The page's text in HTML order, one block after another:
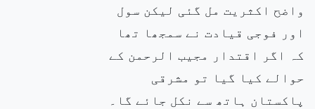
واضح اکثریت مل گئی لیکن سول
اور فوجی قیادت نے سمجھا تھا
کہ اگر اقتدار مجیب الرحمن کے
حوالے کیا گیا تو مشرقی
پاکستان ہاتھ سے نکل جائے گا۔